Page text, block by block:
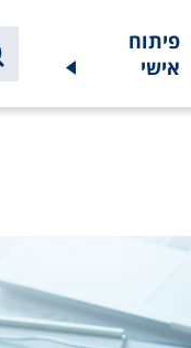
פיתוח
אישי